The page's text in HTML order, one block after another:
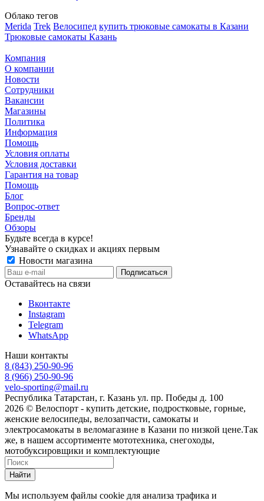
Облако тегов
Merida Trek Велосипед купить трюковые самокаты в Казани
Трюковые самокаты Казань
Компания
О компании
Новости
Сотрудники
Вакансии
Магазины
Политика
Информация
Помощь
Условия оплаты
Условия доставки
Гарантия на товар
Помощь
Блог
Вопрос-ответ
Бренды
Обзоры
Будьте всегда в курсе!
Узнавайте о скидках и акциях первым
Новости магазина
Оставайтесь на связи
Вконтакте
Instagram
Telegram
WhatsApp
Наши контакты
8 (843) 250-90-96
8 (966) 250-90-96
velo-sporting@mail.ru
Республика Татарстан, г. Казань ул. пр. Победы д. 100
2026 © Велоспорт - купить детские, подростковые, горные,
женские велосипеды, велозапчасти, самокаты и
электросамокаты в веломагазине в Казани по низкой цене.Так
же, в нашем ассортименте мототехника, снегоходы,
мотобуксировщики и комплектующие
Найти
Мы используем файлы cookie для анализа трафика и